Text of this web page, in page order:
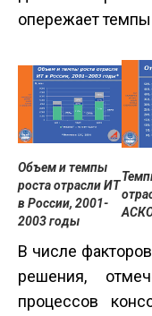
опережает темпы
Объем и темпы
роста отрасли ИТ
в России, 2001-
2003 годы
В числе
решения,
процессов